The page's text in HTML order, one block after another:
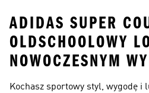
ADIDAS SUPER
OLDSCHOOLOWY
NOWOCZESNYM
Kochasz sportowy styl, wygodę i